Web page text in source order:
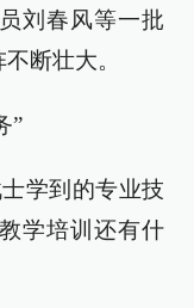
刘春风等一批
断壮大。
”
学到的专业技
学培训还有什